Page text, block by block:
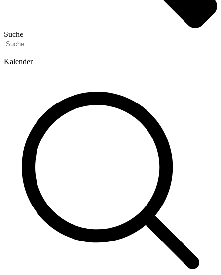
Suche
Kalender